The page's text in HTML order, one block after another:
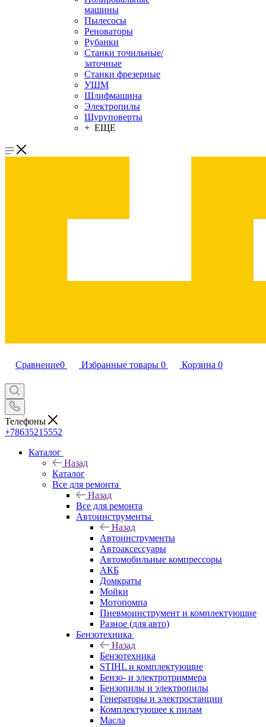
машины
Пылесосы
Реноваторы
Рубанки
Станки точильные/
заточные
Станки фрезерные
УШМ
Шлифмашина
Электропилы
Шуруповерты
+ ЕЩЕ
Сравнение0 Избранные товары 0 Корзина 0
Телефоны
+78635215552
Каталог
Назад
Каталог
Все для ремонта
Назад
Все для ремонта
Автоинструменты
Назад
Автоинструменты
Автоаксессуары
Автомобильные компрессоры
АКБ
Домкраты
Мойки
Мотопомпа
Пневмоинструмент и комплектующие
Разное (для авто)
Бензотехника
Назад
Бензотехника
STIHL и комплектующие
Бензо- и электротриммера
Бензопилы и электропилы
Генераторы и электростанции
Комплектующее к пилам
Масла